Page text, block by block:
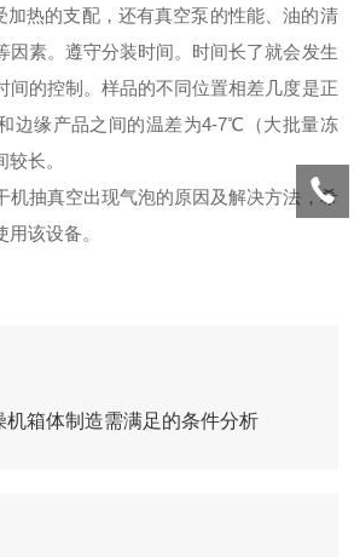
热的支配，还有真空泵的性能、油的清
因素。遵守分装时间。时间长了就会发生
间的控制。样品的不同位置相差几度是正
边缘产品之间的温差为4-7℃（大批量冻
长。
抽真空出现气泡的原因及解决方法，希
该设备。
机箱体制造需满足的条件分析